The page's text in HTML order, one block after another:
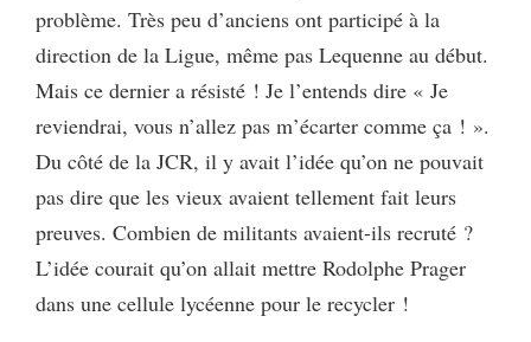
problème. Très peu d’anciens ont participé à la
direction de la Ligue, même pas Lequenne au début.
Mais ce dernier a résisté ! Je l’entends dire « Je
reviendrai, vous n’allez pas m’écarter comme ça ! ».
Du côté de la JCR, il y avait l’idée qu’on ne pouvait
pas dire que les vieux avaient tellement fait leurs
preuves. Combien de militants avaient-ils recruté ?
L’idée courait qu’on allait mettre Rodolphe Prager
dans une cellule lycéenne pour le recycler !